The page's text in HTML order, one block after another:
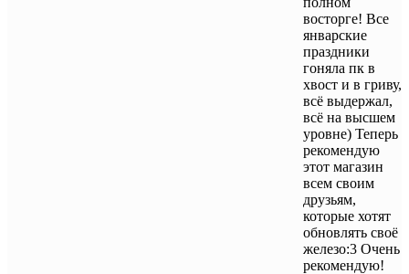
восторге! Все
январские
праздники
гоняла пк в
хвост и в гриву,
всё выдержал,
всё на высшем
уровне) Теперь
рекомендую
этот магазин
всем своим
друзьям,
которые хотят
обновлять своё
железо:3 Очень
рекомендую!